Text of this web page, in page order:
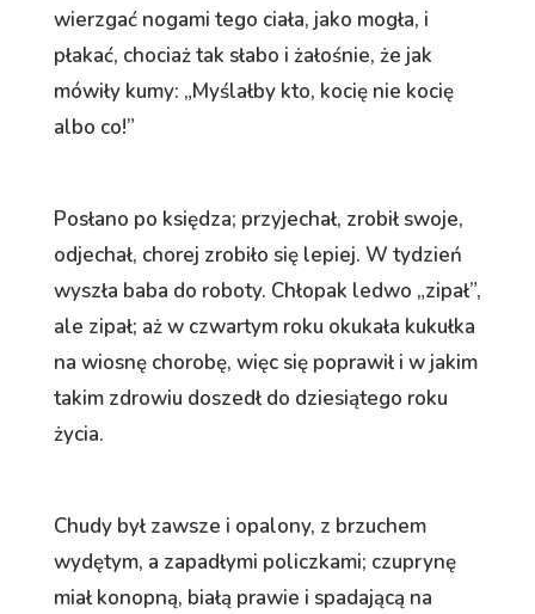
wierzgać nogami tego ciała, jako mogła, i
płakać, chociaż tak słabo i żałośnie, że jak
mówiły kumy: „Myślałby kto, kocię nie kocię
albo co!”
Posłano po księdza; przyjechał, zrobił swoje,
odjechał, chorej zrobiło się lepiej. W tydzień
wyszła baba do roboty. Chłopak ledwo „zipał”,
ale zipał; aż w czwartym roku okukała kukułka
na wiosnę chorobę, więc się poprawił i w jakim
takim zdrowiu doszedł do dziesiątego roku
życia.
Chudy był zawsze i opalony, z brzuchem
wydętym, a zapadłymi policzkami; czuprynę
miał konopną, białą prawie i spadającą na